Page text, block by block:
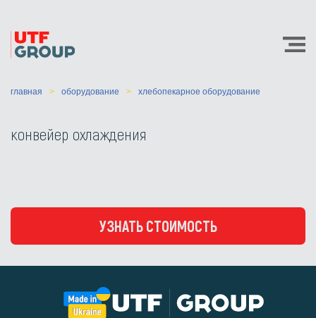
главная оборудование хлебопекарное оборудование
конвейер охлаждения
УЗНАТЬ СТОИМОСТЬ